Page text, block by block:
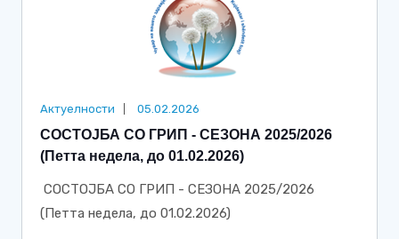
Актуелности 05.02.2026
СОСТОЈБА СО ГРИП - СЕЗОНА 2025/2026
(Петта недела, до 01.02.2026)
СОСТОЈБА СО ГРИП - СЕЗОНА 2025/2026
(Петта недела, до 01.02.2026)